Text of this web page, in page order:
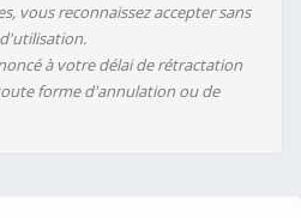
vous reconnaissez accepter sans
à votre délai de rétractation
forme d'annulation ou de